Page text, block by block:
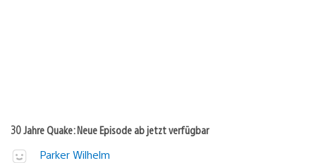
30 Jahre Quake: Neue Episode ab jetzt verfügbar
Parker Wilhelm